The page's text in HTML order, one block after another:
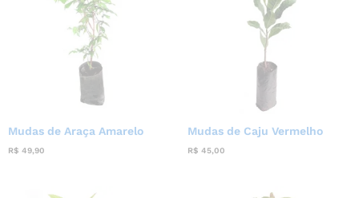
Mudas de Araça Amarelo
R$ 49,90
Mudas de Caju Vermelho
R$ 45,00